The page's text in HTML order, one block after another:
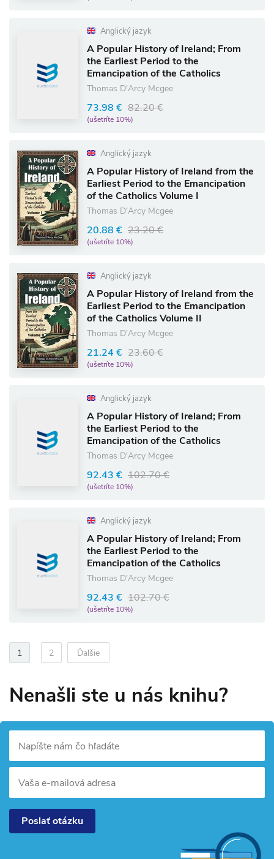
Anglický jazyk
A Popular History of Ireland; From
the Earliest Period to the
Emancipation of the Catholics
Thomas D'Arcy Mcgee
73.98 € 82.20 €
(ušetríte 10%)
Anglický jazyk
A Popular History of Ireland from the
Earliest Period to the Emancipation
of the Catholics Volume I
Thomas D'Arcy Mcgee
20.88 € 23.20 €
(ušetríte 10%)
Anglický jazyk
A Popular History of Ireland from the
Earliest Period to the Emancipation
of the Catholics Volume II
Thomas D'Arcy Mcgee
21.24 € 23.60 €
(ušetríte 10%)
Anglický jazyk
A Popular History of Ireland; From
the Earliest Period to the
Emancipation of the Catholics
Thomas D'Arcy Mcgee
92.43 € 102.70 €
(ušetríte 10%)
Anglický jazyk
A Popular History of Ireland; From
the Earliest Period to the
Emancipation of the Catholics
Thomas D'Arcy Mcgee
92.43 € 102.70 €
(ušetríte 10%)
1 2 Ďalšie
Nenašli ste u nás knihu?
Napíšte nám čo hľadáte
Vaša e-mailová adresa
Poslať otázku